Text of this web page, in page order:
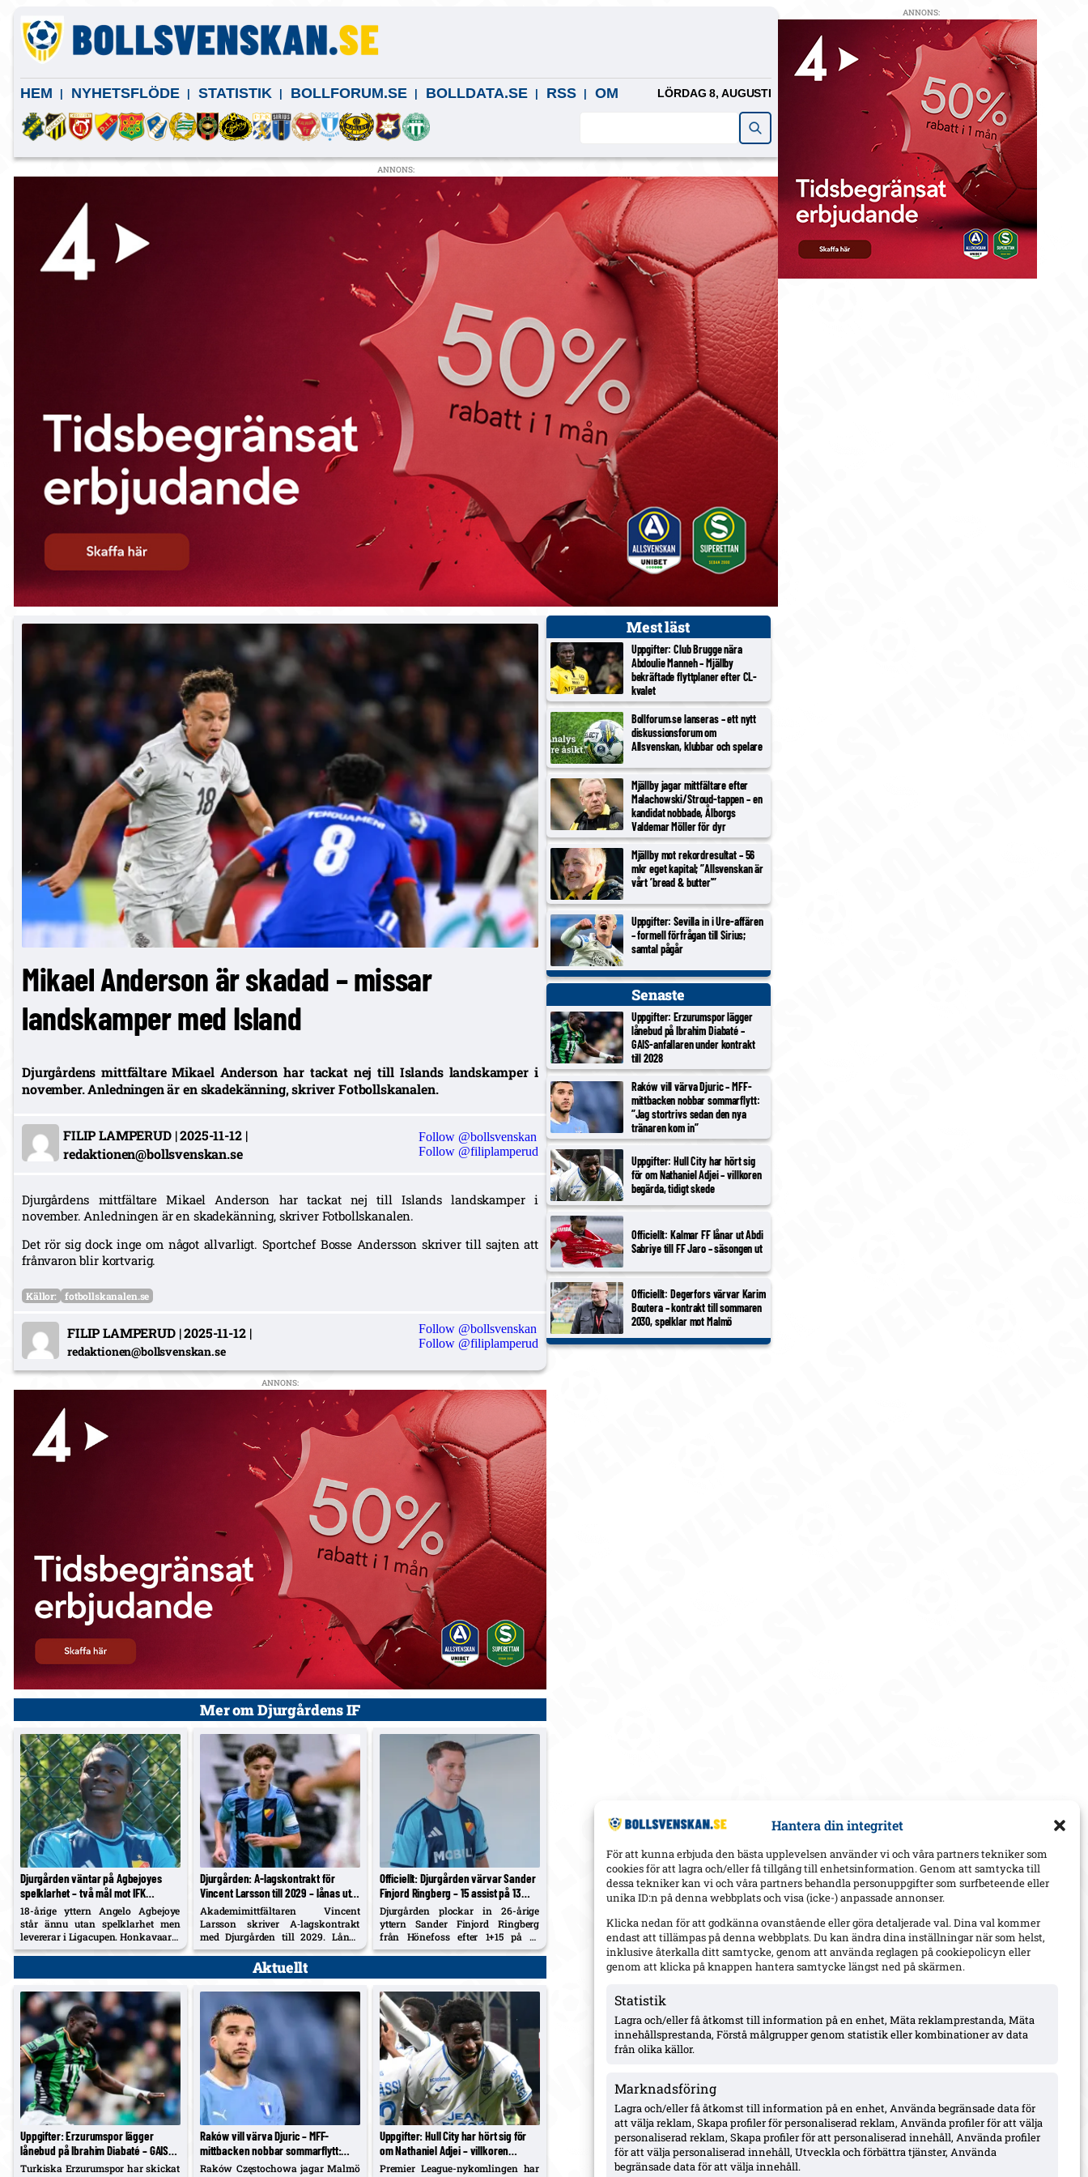
Hantera din integritet
För att kunna erbjuda den bästa upplevelsen använder vi och våra partners tekniker som
cookies för att lagra och/eller få tillgång till enhetsinformation. Genom att samtycka till
dessa tekniker kan vi och våra partners behandla personuppgifter som surfbeteende eller
unika ID:n på denna webbplats och visa (icke-) anpassade annonser.
Klicka nedan för att godkänna ovanstående eller göra detaljerade val. Dina val kommer
endast att tillämpas på denna webbplats. Du kan ändra dina inställningar när som helst,
inklusive återkalla ditt samtycke, genom att använda reglagen på cookiepolicyn eller
genom att klicka på knappen hantera samtycke längst ned på skärmen.
Statistik
Lagra och/eller få åtkomst till information på en enhet, Mäta reklamprestanda, Mäta
innehållsprestanda, Förstå målgrupper genom statistik eller kombinationer av data
från olika källor.
Marknadsföring
Lagra och/eller få åtkomst till information på en enhet, Använda begränsade data för
att välja reklam, Skapa profiler för personaliserad reklam, Använda profiler för att välja
personaliserad reklam, Skapa profiler för att personaliserad innehåll, Använda profiler
för att välja personaliserad innehåll, Utveckla och förbättra tjänster, Använda
begränsade data för att välja innehåll.
HEM NYHETSFLÖDE STATISTIK BOLLFORUM.SE BOLLDATA.SE RSS OM LÖRDAG 8, AUGUSTI
ANNONS:
Mikael Anderson är skadad – missar
landskamper med Island
Djurgårdens mittfältare Mikael Anderson har tackat nej till Islands landskamper i
november. Anledningen är en skadekänning, skriver Fotbollskanalen.
FILIP LAMPERUD|2025-11-12|
redaktionen@bollsvenskan.se
Follow @bollsvenskan
Follow @filiplamperud
Djurgårdens mittfältare Mikael Anderson har tackat nej till Islands landskamper i
november. Anledningen är en skadekänning, skriver Fotbollskanalen.
Det rör sig dock inge om något allvarligt. Sportchef Bosse Andersson skriver till sajten att
frånvaron blir kortvarig.
Källor: fotbollskanalen.se
FILIP LAMPERUD|2025-11-12|
redaktionen@bollsvenskan.se
Follow @bollsvenskan
Follow @filiplamperud
ANNONS:
Mer om Djurgårdens IF
Djurgården väntar på Agbejoyes
spelklarhet – två mål mot IFK
Norrköping i Ligacupen
18-årige yttern Angelo Agbejoye
står ännu utan spelklarhet men
levererar i Ligacupen. Honkavaara:
"Förr eller senare kommer han att
Djurgården: A‑lagskontrakt för
Vincent Larsson till 2029 – lånas ut
till Enskede IK resten av säsongen
Akademimittfältaren Vincent
Larsson skriver A‑lagskontrakt
med Djurgården till 2029. Lånas
samtidigt ut till Enskede IK för
seniorerfarenhet under återstoden
av säsongen.
Officiellt: Djurgården värvar Sander
Finjord Ringberg – 15 assist på 13
matcher i Hönefoss, kontrakt till juni
2031
Djurgården plockar in 26-årige
yttern Sander Finjord Ringberg
från Hönefoss efter 1+15 på 13
matcher i år. Avtal till sista juni
Aktuellt
Uppgifter: Erzurumspor lägger
lånebud på Ibrahim Diabaté – GAIS-
anfallaren under kontrakt till 2028
Turkiska Erzurumspor har skickat
Raków vill värva Djuric – MFF-
mittbacken nobbar sommarflytt:
”Jag stortrivs sedan den nya
Raków Częstochowa jagar Malmö
Uppgifter: Hull City har hört sig för
om Nathaniel Adjei – villkoren
begärda, tidigt skede
Premier League-nykomlingen har
Mest läst
Uppgifter: Club Brugge nära
Abdoulie Manneh – Mjällby
bekräftade flyttplaner efter CL-
kvalet
Bollforum.se lanseras – ett nytt
diskussionsforum om
Allsvenskan, klubbar och spelare
Mjällby jagar mittfältare efter
Malachowski/Stroud-tappen – en
kandidat nobbade, Ålborgs
Valdemar Möller för dyr
Mjällby mot rekordresultat – 56
mkr eget kapital; ”Allsvenskan är
vårt ’bread & butter'”
Uppgifter: Sevilla in i Ure-affären
– formell förfrågan till Sirius;
samtal pågår
Senaste
Uppgifter: Erzurumspor lägger
lånebud på Ibrahim Diabaté –
GAIS-anfallaren under kontrakt
till 2028
Raków vill värva Djuric – MFF-
mittbacken nobbar sommarflytt:
”Jag stortrivs sedan den nya
tränaren kom in”
Uppgifter: Hull City har hört sig
för om Nathaniel Adjei – villkoren
begärda, tidigt skede
Officiellt: Kalmar FF lånar ut Abdi
Sabriye till FF Jaro – säsongen ut
Officiellt: Degerfors värvar Karim
Boutera – kontrakt till sommaren
2030, spelklar mot Malmö
ANNONS: